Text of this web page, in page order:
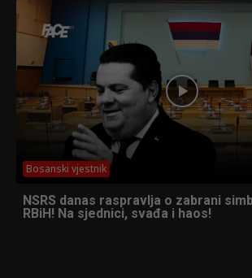
Bosanski vjestnik
NSRS danas raspravlja o zabrani
RBiH! Na sjednici, svađa i haos!